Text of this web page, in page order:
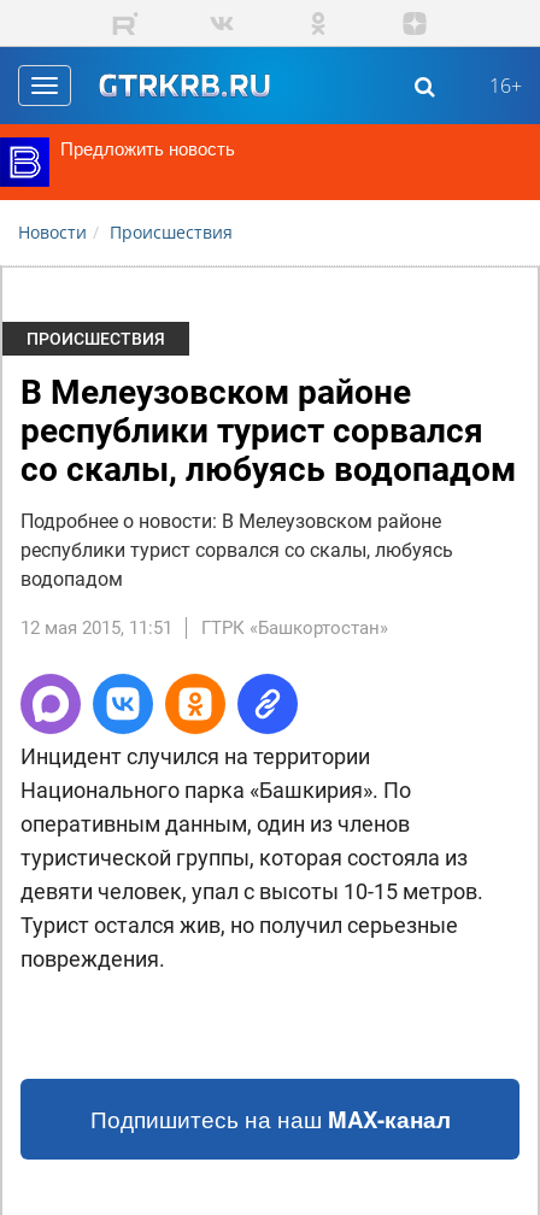
Перейти к основному содержанию
Toggle
navigation
16+
Предложить новость
Новости Происшествия
ПРОИСШЕСТВИЯ
В Мелеузовском районе
республики турист сорвался
со скалы, любуясь водопадом
Подробнее о новости: В Мелеузовском районе
республики турист сорвался со скалы, любуясь
водопадом
12 мая 2015, 11:51 ГТРК «Башкортостан»
Инцидент случился на территории
Национального парка «Башкирия». По
оперативным данным, один из членов
туристической группы, которая состояла из
девяти человек, упал с высоты 10-15 метров.
Турист остался жив, но получил серьезные
повреждения.
Подпишитесь на наш MAX-канал